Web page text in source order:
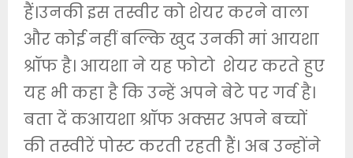
हैं।उनकी इस तस्वीर को शेयर करने वाला
और कोई नहीं बल्कि खुद उनकी मां आयशा
श्रॉफ है। आयशा ने यह फोटो शेयर करते हुए
यह भी कहा है कि उन्हें अपने बेटे पर गर्व है।
बता दें कआयशा श्रॉफ अक्सर अपने बच्चों
की तस्वीरें पोस्ट करती रहती हैं। अब उन्होंने